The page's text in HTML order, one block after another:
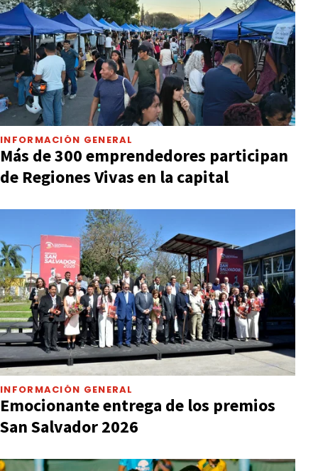
INFORMACIÓN GENERAL
Más de 300 emprendedores participan
de Regiones Vivas en la capital
INFORMACIÓN GENERAL
Emocionante entrega de los premios
San Salvador 2026